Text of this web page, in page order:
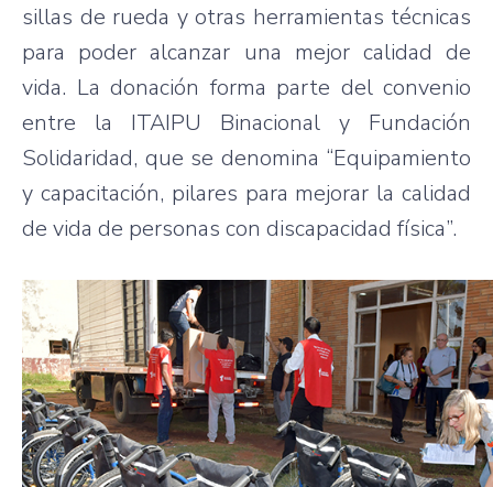
sillas de rueda y otras herramientas técnicas
para poder alcanzar una mejor calidad de
vida. La donación forma parte del convenio
entre la ITAIPU Binacional y Fundación
Solidaridad, que se denomina “Equipamiento
y capacitación, pilares para mejorar la calidad
de vida de personas con discapacidad física”.